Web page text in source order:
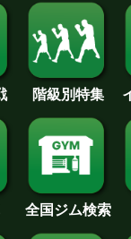
階級別特集
全国ジム検索